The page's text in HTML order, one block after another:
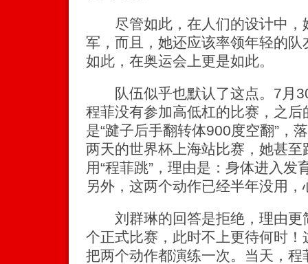
尽管如此，在人们的设计中，
军，而且，她还应该率领年轻的
如此，在奥运会上更是如此。
队伍似乎也默认了这点。7月
程菲没有参加高低杠的比赛，之
是“踺子后手翻转体900度空翻”，
两天的世界杯上海站比赛，她甚
用“程菲跳”，理由是：身体进入发
另外，这两个动作已经半年没用，
刘群琳的回答是拒绝，理由更
个正式比赛，此时不上更待何时
把两个动作都演练一次。当天，